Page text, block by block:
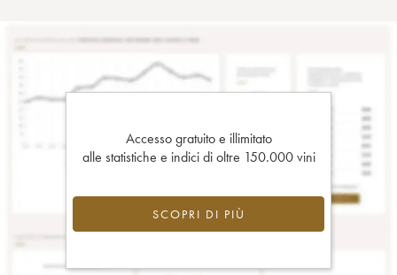
Accesso gratuito e illimitato
alle statistiche e indici di oltre 150.000 vini
SCOPRI DI PIÙ